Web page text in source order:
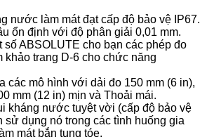
nước làm mát đạt cấp độ bảo vệ IP67.
ổn định với độ phân giải 0,01 mm.
ABSOLUTE cho bạn các phép đo
khảo trang D-6 cho chức năng
các mô hình với dải đo 150 mm (6 in),
mm (12 in) mịn và Thoải mái.
kháng nước tuyệt vời (cấp độ bảo vệ
sử dụng nó trong các tình huống gia
mát bắn tung tóe.